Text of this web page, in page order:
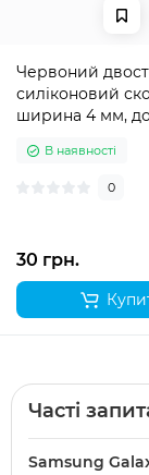
Червоний
силіконовий
ширина 4 мм,
В наявності
0
30 грн.
Часті
Samsung